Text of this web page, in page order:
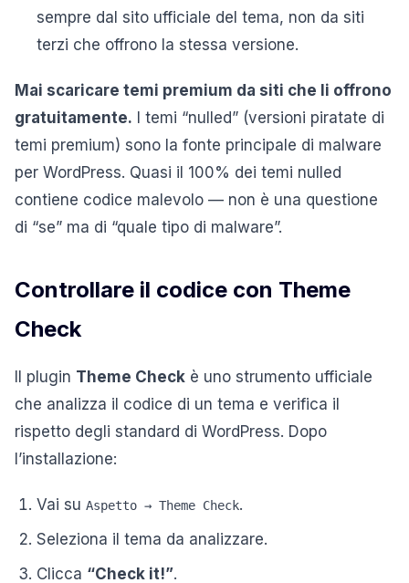
sempre dal sito ufficiale del tema, non da siti
terzi che offrono la stessa versione.
Mai scaricare temi premium da siti che li offrono
gratuitamente. I temi “nulled” (versioni piratate di
temi premium) sono la fonte principale di malware
per WordPress. Quasi il 100% dei temi nulled
contiene codice malevolo — non è una questione
di “se” ma di “quale tipo di malware”.
Controllare il codice con Theme
Check
Il plugin Theme Check è uno strumento ufficiale
che analizza il codice di un tema e verifica il
rispetto degli standard di WordPress. Dopo
l’installazione:
Vai su Aspetto → Theme Check.
Seleziona il tema da analizzare.
Clicca “Check it!”.